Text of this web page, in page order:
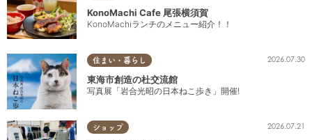
KonoMachi Cafe 尾張横須賀
KonoMachiランチのメニュー紹介！！
住まい・暮らし 2026.07.30
東海市創造の杜交流館
写真展「岩合光昭の日本ねこ歩き」開催!
ショップ 2026.07.21